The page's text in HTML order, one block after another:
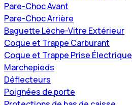
Pare-Choc Avant
Pare-Choc Arrière
Baguette Lèche-Vitre Extérieur
Coque et Trappe Carburant
Coque et Trappe Prise Électrique
Marchepieds
Déflecteurs
Poignées de porte